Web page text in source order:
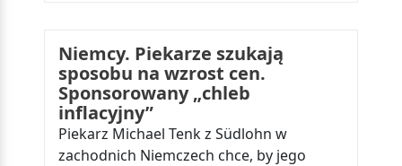
Niemcy. Piekarze szukają
sposobu na wzrost cen.
Sponsorowany „chleb
inflacyjny”
Piekarz Michael Tenk z Südlohn w
zachodnich Niemczech chce, by jego